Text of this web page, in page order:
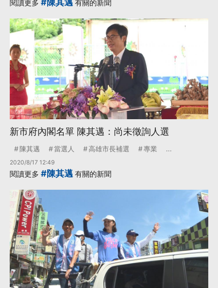
閱讀更多 #陳其邁 有關的新聞
新市府內閣名單 陳其邁：尚未徵詢人選
陳其邁 當選人 高雄市長補選 專業 ...
2020/8/17 12:49
閱讀更多 #陳其邁 有關的新聞